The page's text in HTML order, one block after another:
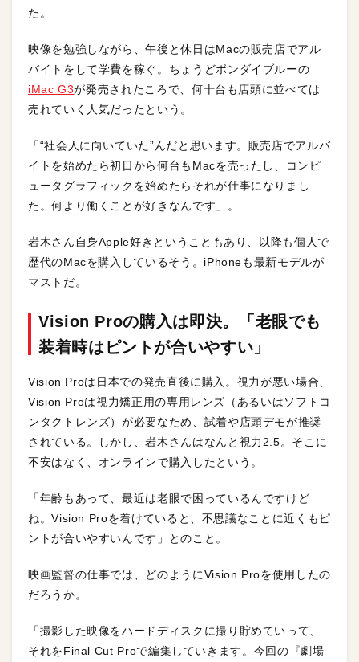
た。
映像を勉強しながら、午後と休日はMacの販売店でアル
バイトをして学費を稼ぐ。ちょうどボンダイブルーの
iMac G3が発売されたころで、何十台も店頭に並べては
売れていく人気だったという。
「“社会人に向いていた”んだと思います。販売店でアルバ
イトを始めたら初日から何台もMacを売ったし、コンピ
ュータグラフィックを始めたらそれが仕事になりまし
た。何より働くことが好きなんです」。
岩木さん自身Apple好きということもあり、以降も個人で
歴代のMacを購入しているそう。iPhoneも最新モデルが
マストだ。
Vision Proの購入は即決。「老眼でも
装着時はピントが合いやすい」
Vision Proは日本での発売直後に購入。視力が悪い場合、
Vision Proは視力矯正用の専用レンズ（あるいはソフトコ
ンタクトレンズ）が必要なため、試着や店頭デモが推奨
されている。しかし、岩木さんはなんと視力2.5。そこに
不安はなく、オンラインで購入したという。
「年齢もあって、最近は老眼で困っているんですけど
ね。Vision Proを着けていると、不思議なことに近くもピ
ントが合いやすいんです」とのこと。
映画監督の仕事では、どのようにVision Proを使用したの
だろうか。
「撮影した映像をハードディスクに撮り貯めていって、
それをFinal Cut Proで編集していきます。今回の『劇場